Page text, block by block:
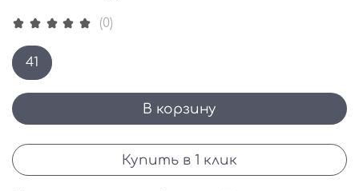
(0)
В корзину
Купить в 1 клик
41